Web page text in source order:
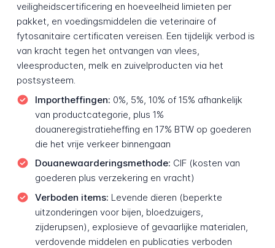
veiligheidscertificering en hoeveelheid limieten per
pakket, en voedingsmiddelen die veterinaire of
fytosanitaire certificaten vereisen. Een tijdelijk verbod is
van kracht tegen het ontvangen van vlees,
vleesproducten, melk en zuivelproducten via het
postsysteem.
Importheffingen: 0%, 5%, 10% of 15% afhankelijk
van productcategorie, plus 1%
douaneregistratieheffing en 17% BTW op goederen
die het vrije verkeer binnengaan
Douanewaarderingsmethode: CIF (kosten van
goederen plus verzekering en vracht)
Verboden items: Levende dieren (beperkte
uitzonderingen voor bijen, bloedzuigers,
zijderupsen), explosieve of gevaarlijke materialen,
verdovende middelen en publicaties verboden